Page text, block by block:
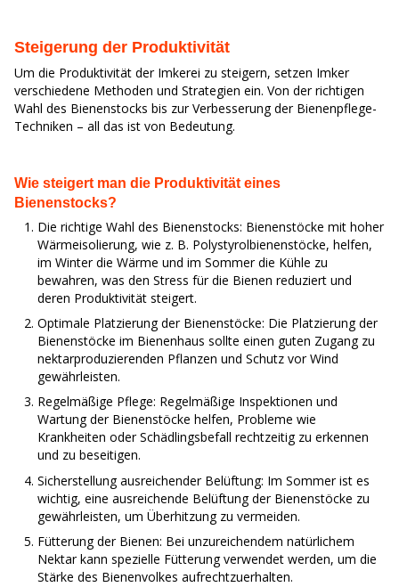
Steigerung der Produktivität
Um die Produktivität der Imkerei zu steigern, setzen Imker
verschiedene Methoden und Strategien ein. Von der richtigen
Wahl des Bienenstocks bis zur Verbesserung der Bienenpflege-
Techniken – all das ist von Bedeutung.
Wie steigert man die Produktivität eines
Bienenstocks?
Die richtige Wahl des Bienenstocks: Bienenstöcke mit hoher
Wärmeisolierung, wie z. B. Polystyrolbienenstöcke, helfen,
im Winter die Wärme und im Sommer die Kühle zu
bewahren, was den Stress für die Bienen reduziert und
deren Produktivität steigert.
Optimale Platzierung der Bienenstöcke: Die Platzierung der
Bienenstöcke im Bienenhaus sollte einen guten Zugang zu
nektarproduzierenden Pflanzen und Schutz vor Wind
gewährleisten.
Regelmäßige Pflege: Regelmäßige Inspektionen und
Wartung der Bienenstöcke helfen, Probleme wie
Krankheiten oder Schädlingsbefall rechtzeitig zu erkennen
und zu beseitigen.
Sicherstellung ausreichender Belüftung: Im Sommer ist es
wichtig, eine ausreichende Belüftung der Bienenstöcke zu
gewährleisten, um Überhitzung zu vermeiden.
Fütterung der Bienen: Bei unzureichendem natürlichem
Nektar kann spezielle Fütterung verwendet werden, um die
Stärke des Bienenvolkes aufrechtzuerhalten.